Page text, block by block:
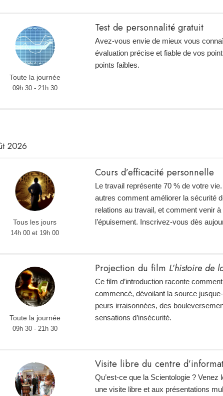
Toute la journée
09h 30 - 21h 30
Test de personnalité gratuit
Avez-vous envie de mieux vous
évaluation précise et fiable de vos
points faibles.
2026
Tous les jours
14h 00 et 19h 00
Cours d’efficacité personnelle
Le travail représente 70 % de votre
autres comment améliorer la sécurité
relations au travail, et comment venir à
l’épuisement. Inscrivez-vous dès
Toute la journée
09h 30 - 21h 30
Projection du film L’histoire de
Ce film d’introduction raconte
commencé, dévoilant la source
peurs irraisonnées, des
sensations d’insécurité.
Visite libre du centre
Qu’est-ce que la Scientologie ? Venez
une visite libre et aux présentations